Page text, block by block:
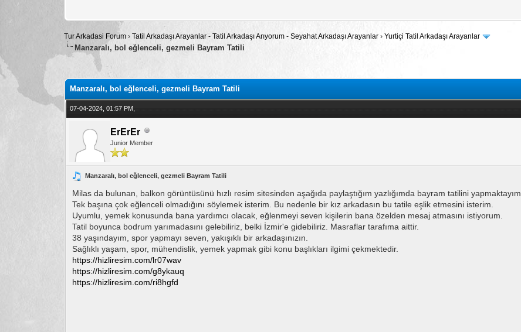
Tur Arkadasi Forum ›Tatil Arkadaşı Arayanlar - Tatil Arkadaşı Arıyorum - Seyahat Arkadaşı Arayanlar›Yurtiçi Tatil Arkadaşı Arayanlar
Manzaralı, bol eğlenceli, gezmeli Bayram Tatili
Toplam: 0 Oy - Ortalama: 0
Manzaralı, bol eğlenceli, gezmeli Bayram Tatili
07-04-2024, 01:57 PM,
ErErEr
Junior Member
Manzaralı, bol eğlenceli, gezmeli Bayram Tatili
Milas da bulunan, balkon görüntüsünü hızlı resim sitesinden aşağıda paylaştığım yazlığımda bayram tatilini yapmaktayım.
Tek başına çok eğlenceli olmadığını söylemek isterim. Bu nedenle bir kız arkadasın bu tatile eşlik etmesini isterim.
Uyumlu, yemek konusunda bana yardımcı olacak, eğlenmeyi seven kişilerin bana özelden mesaj atmasını istiyorum.
Tatil boyunca bodrum yarımadasını gelebiliriz, belki İzmir'e gidebiliriz. Masraflar tarafıma aittir.
38 yaşındayım, spor yapmayı seven, yakışıklı bir arkadaşınızın.
Sağlıklı yaşam, spor, mühendislik, yemek yapmak gibi konu başlıkları ilgimi çekmektedir.
https://hizliresim.com/lr07wav
https://hizliresim.com/g8ykauq
https://hizliresim.com/ri8hgfd